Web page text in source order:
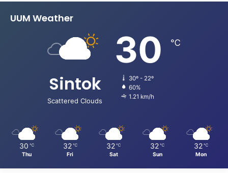
UUM Weather
Sintok
Scattered Clouds
30 ℃
30º - 22º
60%
1.21 km/h
30 ℃
Thu
32 ℃
Fri
32 ℃
Sat
32 ℃
Sun
32 ℃
Mon